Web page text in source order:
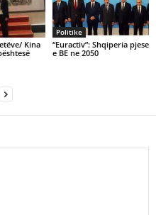
Kina
Politike
“Euractiv”: Shqiperia pjese
e BE ne 2050